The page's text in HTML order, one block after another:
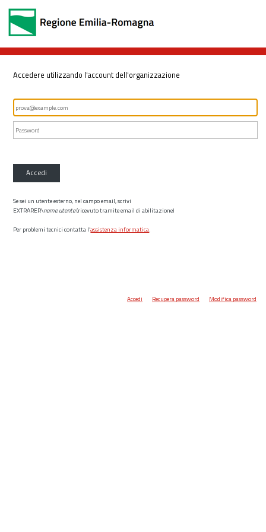
Accedere utilizzando l'account dell'organizzazione
Accedi
Se sei un utente esterno, nel campo email, scrivi
EXTRARER\nome utente(ricevuto tramite email di abilitazione)
Per problemi tecnici contatta l’assistenza informatica.
Accedi Recupera password Modifica password